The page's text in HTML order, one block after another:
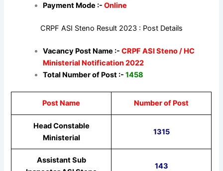
Payment Mode :-Online
CRPF ASI Steno Result 2023 : Post Details
Vacancy Post Name :-CRPF ASI Steno / HC
Ministerial Notification 2022
Total Number of Post :-1458
Post Name Number of Post
Head Constable
Ministerial
1315
Assistant Sub
143